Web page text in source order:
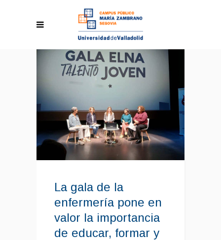
La gala de la
enfermería pone en
valor la importancia
de educar, formar y